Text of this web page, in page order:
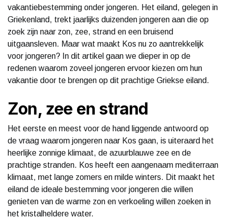
vakantiebestemming onder jongeren. Het eiland, gelegen in
Griekenland, trekt jaarlijks duizenden jongeren aan die op
zoek zijn naar zon, zee, strand en een bruisend
uitgaansleven. Maar wat maakt Kos nu zo aantrekkelijk
voor jongeren? In dit artikel gaan we dieper in op de
redenen waarom zoveel jongeren ervoor kiezen om hun
vakantie door te brengen op dit prachtige Griekse eiland.
Zon, zee en strand
Het eerste en meest voor de hand liggende antwoord op
de vraag waarom jongeren naar Kos gaan, is uiteraard het
heerlijke zonnige klimaat, de azuurblauwe zee en de
prachtige stranden. Kos heeft een aangenaam mediterraan
klimaat, met lange zomers en milde winters. Dit maakt het
eiland de ideale bestemming voor jongeren die willen
genieten van de warme zon en verkoeling willen zoeken in
het kristalheldere water.